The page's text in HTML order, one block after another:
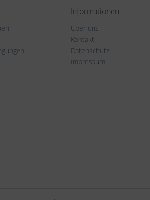
Informationen
Über uns
Kontakt
Datenschutz
Impressum